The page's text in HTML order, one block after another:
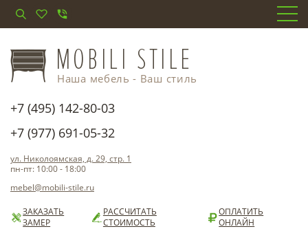
Наша мебель - Ваш стиль
+7 (495) 142-80-03
+7 (977) 691-05-32
ул. Николоямская, д. 29, стр. 1
пн-пт: 10:00 - 18:00
mebel@mobili-stile.ru
ЗАКАЗАТЬ
ЗАМЕР
РАССЧИТАТЬ
СТОИМОСТЬ
ОПЛАТИТЬ
ОНЛАЙН